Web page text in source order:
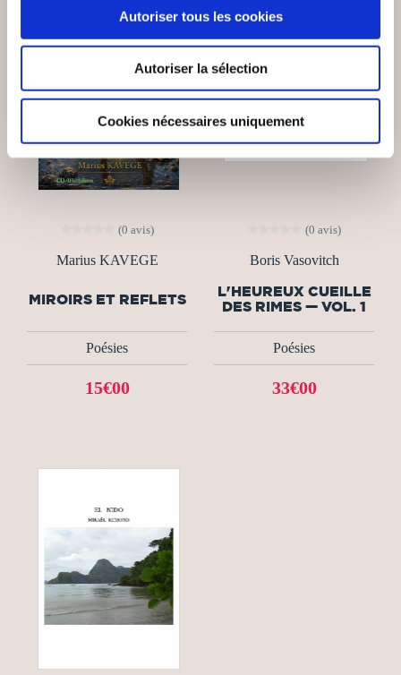
Autoriser tous les cookies
Autoriser la sélection
Cookies nécessaires uniquement
NEW
(0 avis)
Marius KAVEGE
MIROIRS ET REFLETS
Poésies
15€00
(0 avis)
Boris Vasovitch
L'HEUREUX CUEILLE
DES RIMES — VOL. 1
Poésies
33€00